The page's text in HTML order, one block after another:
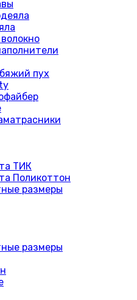
пух
ТИК
Поликоттон
размеры
размеры